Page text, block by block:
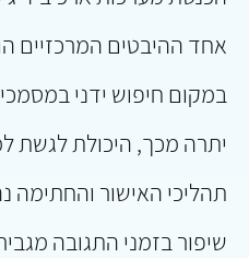
אחד ההיבטים המרכזיים
במקום חיפוש ידני
יתרה מכך, היכולת לגשת
תהליכי האישור והחתימה
שיפור בזמני התגובה